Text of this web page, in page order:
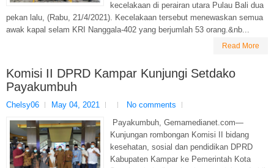
kecelakaan di perairan utara Pulau Bali dua
pekan lalu, (Rabu, 21/4/2021). Kecelakaan tersebut menewaskan semua
awak kapal selam KRI Nanggala-402 yang berjumlah 53 orang.&nb...
Read More
Komisi II DPRD Kampar Kunjungi Setdako
Payakumbuh
Chelsy06 May 04, 2021
No comments
Payakumbuh, Gemamedianet.com—
Kunjungan rombongan Komisi II bidang
kesehatan, sosial dan pendidikan DPRD
Kabupaten Kampar ke Pemerintah Kota